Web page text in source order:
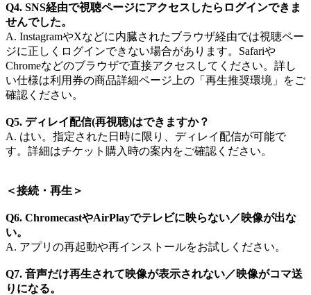
Q4. SNS経由で視聴ページにアクセスしたらログインできま
せんでした。​
A. InstagramやXなどに内臓されたブラウザ経由では視聴ペー
ジに正しくログインできない場合があります。Safariや
Chromeなどのブラウザで直接アクセスしてください。​詳し
い仕様は利用券の商品詳細ページ上の「再生推奨環境」をご
確認ください。
Q5. ディレイ配信(再視聴)はできますか？​
A. はい。指定された日時に限り、ディレイ配信が可能で
す。詳細はチケット購入時の案内をご確認ください。​
＜接続・再生​＞
Q6. ChromecastやAirPlayでテレビに映らない／映像が出な
い。​
A. アプリの再起動や再インストールをお試しください。​
Q7. 音声だけ再生されて映像が表示されない／映像がコマ送
りになる。